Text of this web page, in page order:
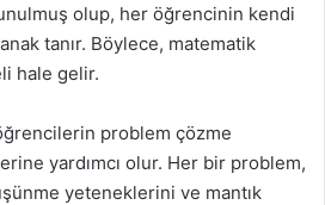
olup, her öğrencinin kendi
tanır. Böylece, matematik
hale gelir.
problem çözme
yardımcı olur. Her bir problem,
yeteneklerini ve mantık